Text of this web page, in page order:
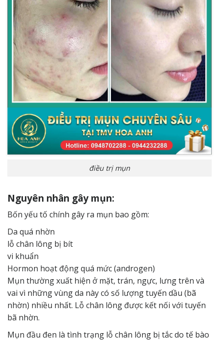
điều trị mụn
Nguyên nhân gây mụn:
Bốn yếu tố chính gây ra mụn bao gồm:
Da quá nhờn
lỗ chân lông bị bít
vi khuẩn
Hormon hoạt động quá mức (androgen)
Mụn thường xuất hiện ở mặt, trán, ngực, lưng trên và
vai vì những vùng da này có số lượng tuyến dầu (bã
nhờn) nhiều nhất. Lỗ chân lông được kết nối với tuyến
bã nhờn.
Mụn đầu đen là tình trạng lỗ chân lông bị tắc do tế bào